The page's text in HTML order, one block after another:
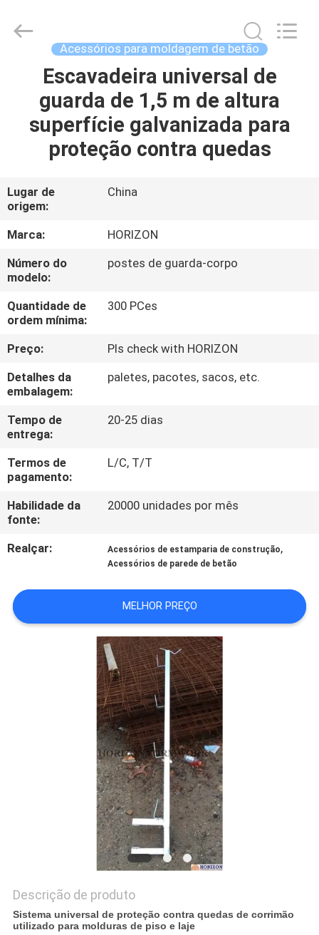
CASA
PRODUTOS
SOBRE
NÓS
EXCURSÃO
DA
FÁBRICA
CONTROLE
DA
QUALIDADE
CONTACTE-
NOS
UMAS
CITAÇÕES
MAPA
DO
2017
Developed
Acessórios para moldagem de betão
Escavadeira universal de
guarda de 1,5 m de altura
superfície galvanizada para
proteção contra quedas
Lugar de
origem:
China
Marca:
HORIZON
Número do
modelo:
postes de guarda-corpo
Quantidade de
ordem mínima:
300 PCes
Preço:
Pls check with HORIZON
Detalhes da
embalagem:
paletes, pacotes, sacos, etc.
Tempo de
entrega:
20-25 dias
Termos de
pagamento:
L/C, T/T
Habilidade da
fonte:
20000 unidades por mês
Realçar: Acessórios de estamparia de construção,
Acessórios de parede de betão
MELHOR PREÇO
Descrição de produto
Sistema universal de proteção contra quedas de corrimão
utilizado para molduras de piso e laje